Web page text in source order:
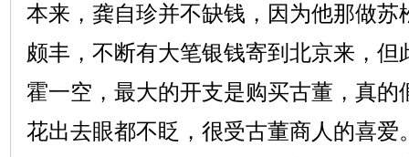
本来，龚自珍并不缺钱，因为他那做苏
颇丰，不断有大笔银钱寄到北京来，但
霍一空，最大的开支是购买古董，真的
花出去眼都不眨，很受古董商人的喜爱